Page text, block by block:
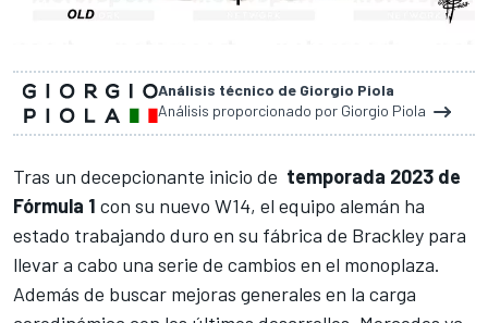
Análisis técnico de Giorgio Piola
Análisis proporcionado por Giorgio Piola
Tras un decepcionante inicio de temporada 2023 de
Fórmula 1 con su nuevo W14, el equipo alemán ha
estado trabajando duro en su fábrica de Brackley para
llevar a cabo una serie de cambios en el monoplaza.
Además de buscar mejoras generales en la carga